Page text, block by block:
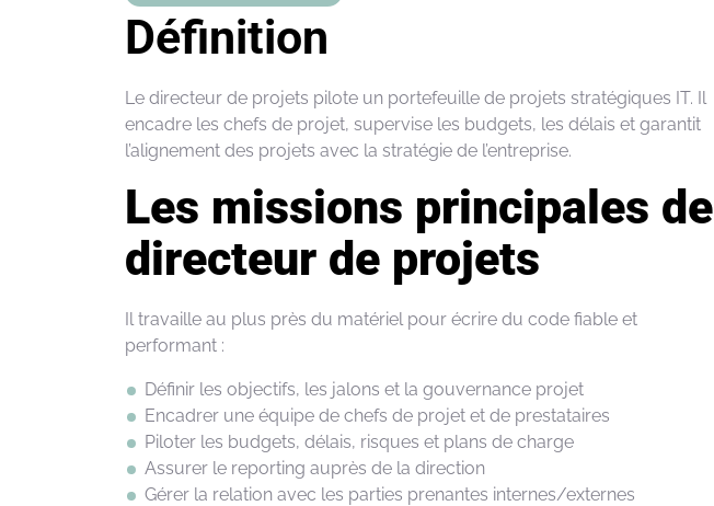
Définition
Le directeur de projets pilote un portefeuille de projets stratégiques IT. Il
encadre les chefs de projet, supervise les budgets, les délais et garantit
l’alignement des projets avec la stratégie de l’entreprise.
Les missions principales de
directeur de projets
Il travaille au plus près du matériel pour écrire du code fiable et
performant :
Définir les objectifs, les jalons et la gouvernance projet
Encadrer une équipe de chefs de projet et de prestataires
Piloter les budgets, délais, risques et plans de charge
Assurer le reporting auprès de la direction
Gérer la relation avec les parties prenantes internes/externes